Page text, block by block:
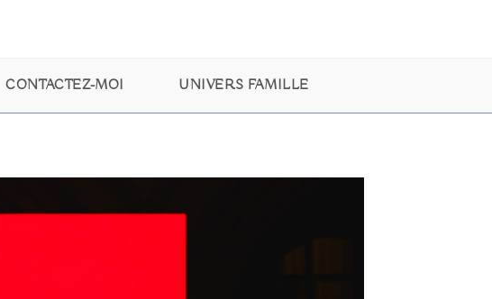
CONTACTEZ-MOI UNIVERS FAMILLE